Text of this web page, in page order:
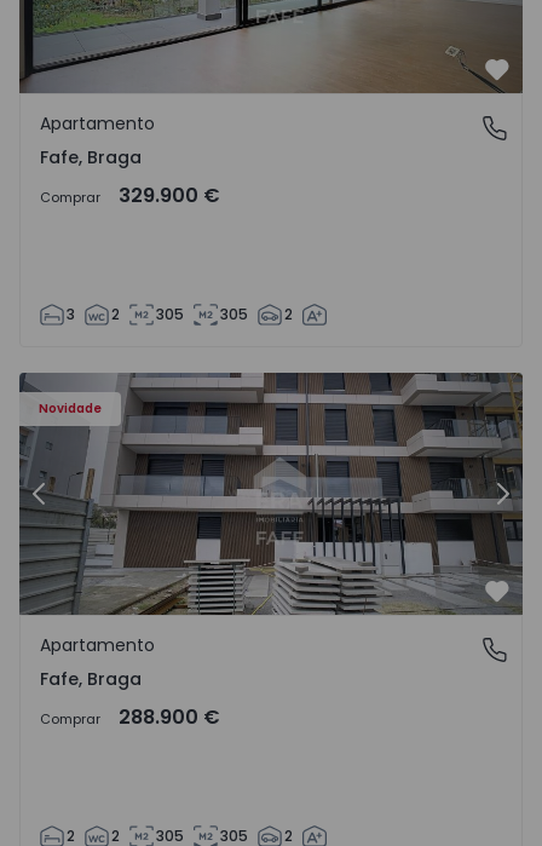
Fafe, Braga
Apartamento
Fafe, Braga
Comprar 329.900 €
3 2 305 305 2
Novidade
Anterior
Fafe, Braga
Apartamento
Fafe, Braga
Comprar 288.900 €
2 2 305 305 2